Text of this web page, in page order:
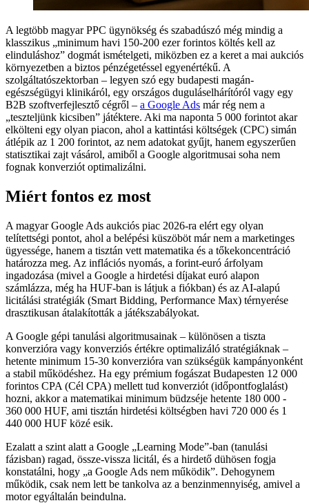
A legtöbb magyar PPC ügynökség és szabadúszó még mindig a
klasszikus „minimum havi 150-200 ezer forintos költés kell az
elinduláshoz” dogmát ismételgeti, miközben ez a keret a mai aukciós
környezetben a biztos pénzégetéssel egyenértékű. A
szolgáltatószektorban – legyen szó egy budapesti magán-
egészségügyi klinikáról, egy országos duguláselhárítóról vagy egy
B2B szoftverfejlesztő cégről – a Google Ads már rég nem a
„teszteljünk kicsiben” játéktere. Aki ma naponta 5 000 forintot akar
elkölteni egy olyan piacon, ahol a kattintási költségek (CPC) simán
átlépik az 1 200 forintot, az nem adatokat gyűjt, hanem egyszerűen
statisztikai zajt vásárol, amiből a Google algoritmusai soha nem
fognak konverziót optimalizálni.
Miért fontos ez most
A magyar Google Ads aukciós piac 2026-ra elért egy olyan
telítettségi pontot, ahol a belépési küszöböt már nem a marketinges
ügyessége, hanem a tisztán vett matematika és a tőkekoncentráció
határozza meg. Az inflációs nyomás, a forint-euró árfolyam
ingadozása (mivel a Google a hirdetési díjakat euró alapon
számlázza, még ha HUF-ban is látjuk a fiókban) és az AI-alapú
licitálási stratégiák (Smart Bidding, Performance Max) térnyerése
drasztikusan átalakították a játékszabályokat.
A Google gépi tanulási algoritmusainak – különösen a tiszta
konverzióra vagy konverziós értékre optimalizáló stratégiáknak –
hetente minimum 15-30 konverzióra van szükségük kampányonként
a stabil működéshez. Ha egy prémium fogászat Budapesten 12 000
forintos CPA (Cél CPA) mellett tud konverziót (időpontfoglalást)
hozni, akkor a matematikai minimum büdzséje hetente 180 000 -
360 000 HUF, ami tisztán hirdetési költségben havi 720 000 és 1
440 000 HUF közé esik.
Ezalatt a szint alatt a Google „Learning Mode”-ban (tanulási
fázisban) ragad, össze-vissza licitál, és a hirdető dühösen fogja
konstatálni, hogy „a Google Ads nem működik”. Dehogynem
működik, csak nem lett be tankolva az a benzinmennyiség, amivel a
motor egyáltalán beindulna.